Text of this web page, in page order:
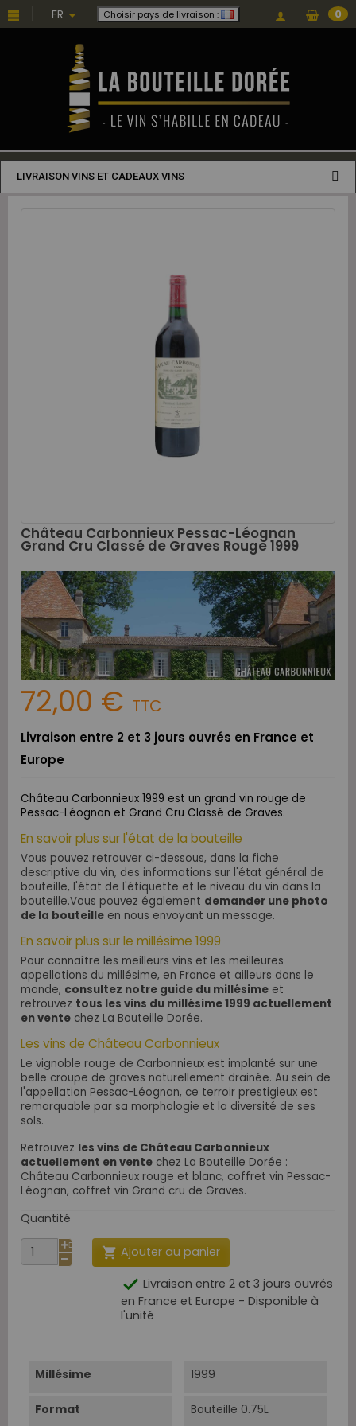
FR Choisir pays de livraison : 0
LIVRAISON VINS ET CADEAUX VINS
Château Carbonnieux Pessac-Léognan
Grand Cru Classé de Graves Rouge 1999
72,00 € TTC
Livraison entre 2 et 3 jours ouvrés en France et
Europe
Château Carbonnieux 1999 est un grand vin rouge de
Pessac-Léognan et Grand Cru Classé de Graves.
En savoir plus sur l'état de la bouteille
Vous pouvez retrouver ci-dessous, dans la fiche
descriptive du vin, des informations sur l'état général de
bouteille, l'état de l'étiquette et le niveau du vin dans la
bouteille.Vous pouvez également demander une photo
de la bouteille en nous envoyant un message.
En savoir plus sur le millésime 1999
Pour connaître les meilleurs vins et les meilleures
appellations du millésime, en France et ailleurs dans le
monde, consultez notre guide du millésime et
retrouvez tous les vins du millésime 1999 actuellement
en vente chez La Bouteille Dorée.
Les vins de Château Carbonnieux
Le vignoble rouge de Carbonnieux est implanté sur une
belle croupe de graves naturellement drainée. Au sein de
l'appellation Pessac-Léognan, ce terroir prestigieux est
remarquable par sa morphologie et la diversité de ses
sols.
Retrouvez les vins de Château Carbonnieux
actuellement en vente chez La Bouteille Dorée :
Château Carbonnieux rouge et blanc, coffret vin Pessac-
Léognan, coffret vin Grand cru de Graves.
Quantité
 Ajouter au panier
 Livraison entre 2 et 3 jours ouvrés
en France et Europe - Disponible à
l'unité
Millésime 1999
Format Bouteille 0.75L